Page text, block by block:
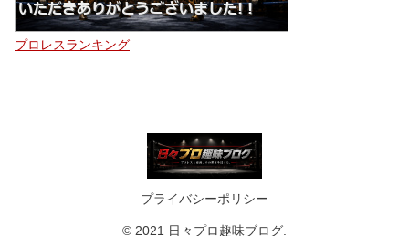
プロレスランキング
プライバシーポリシー
© 2021 日々プロ趣味ブログ.